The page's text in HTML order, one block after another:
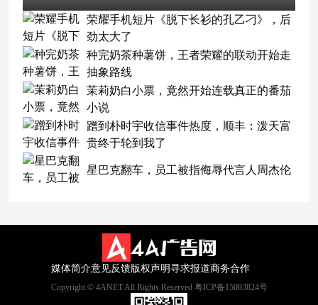
荣耀手机短片《脱下长衫的孔乙刁》，后
劲太大了
种完奶茶种薯饼，王者荣耀的联动开始走
抽象路线
茉莉奶白小票，竟然开始连载真正的番茄
小说
蹭到朴时宇收信事件热度，顺丰：泼天富
贵终于轮到我了
星巴克翻车，员工被指侮辱代言人周杰伦
媒体简介意见反馈版权声明寻求报道商务合作
Copyright © 4ANET All Rights Reserved 粤ICP备15083824号